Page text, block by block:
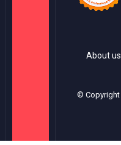
About us
© Copyright